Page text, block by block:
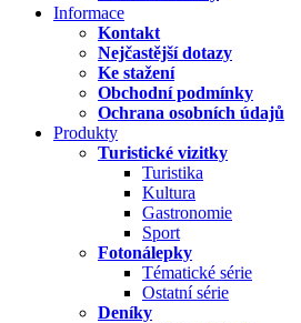
Informace
Kontakt
Nejčastější dotazy
Ke stažení
Obchodní podmínky
Ochrana osobních údajů
Produkty
Turistické vizitky
Turistika
Kultura
Gastronomie
Sport
Fotonálepky
Tématické série
Ostatní série
Deníky